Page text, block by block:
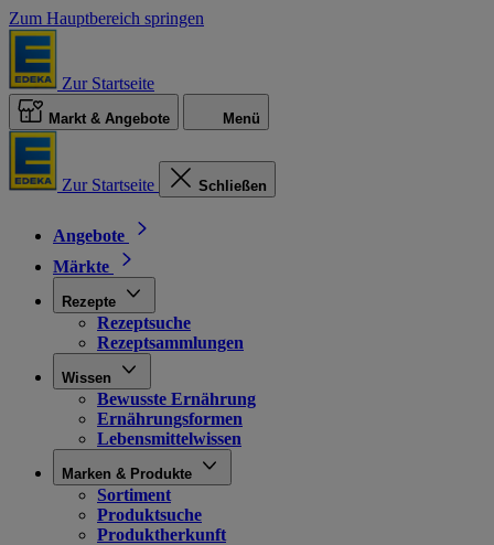
Zum Hauptbereich springen
Zur Startseite
Markt & Angebote Menü
Zur Startseite Schließen
Angebote
Märkte
Rezepte
Rezeptsuche
Rezeptsammlungen
Wissen
Bewusste Ernährung
Ernährungsformen
Lebensmittelwissen
Marken & Produkte
Sortiment
Produktsuche
Produktherkunft